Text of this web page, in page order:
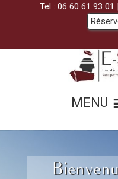
Tel : 06 60 61 93 01
MENU